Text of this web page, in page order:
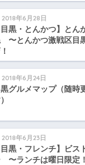
2018年6月28日
目黒・とんかつ】とん
〜とんかつ激戦区目
2018年6月24日
黒グルメマップ（随時
2018年6月23日
目黒・フレンチ】ビス
〜ランチは曜日限定